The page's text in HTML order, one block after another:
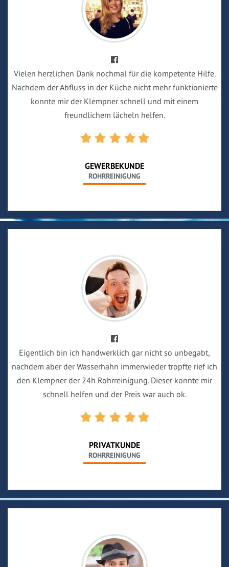
Vielen herzlichen Dank nochmal für die kompetente Hilfe.
Nachdem der Abfluss in der Küche nicht mehr funktionierte
konnte mir der Klempner schnell und mit einem
freundlichem lächeln helfen.
GEWERBEKUNDE
ROHRREINIGUNG
Eigentlich bin ich handwerklich gar nicht so unbegabt,
nachdem aber der Wasserhahn immerwieder tropfte rief ich
den Klempner der 24h Rohrreinigung. Dieser konnte mir
schnell helfen und der Preis war auch ok.
PRIVATKUNDE
ROHRREINIGUNG